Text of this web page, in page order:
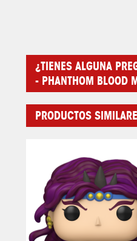
¿TIENES ALGUNA
- PHANTHOM BLOOD
PRODUCTOS